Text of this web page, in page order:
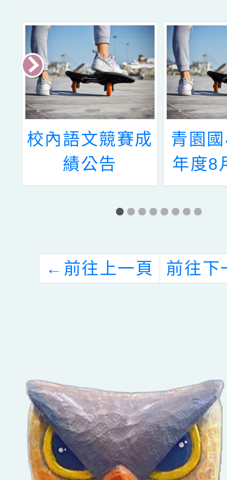
校內語文競賽成
績公告
青園
年度8
間辦
學登
← 前往上一頁 前往下